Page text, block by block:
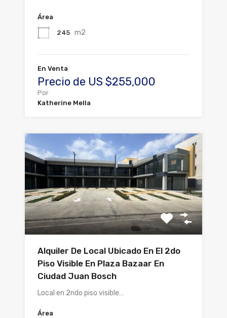
Área
245 m2
En Venta
Precio de US $255,000
Por
Katherine Mella
Alquiler De Local Ubicado En El 2do
Piso Visible En Plaza Bazaar En
Ciudad Juan Bosch
Local en 2ndo piso visible…
Área